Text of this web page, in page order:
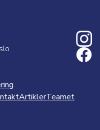
ArtiklerTeamet